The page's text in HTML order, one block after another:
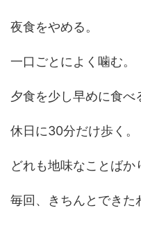
夜食をやめる。
一口ごとによく噛む。
夕食を少し早めに食べ
休日に30分だけ歩く。
どれも地味なことばか
毎回、きちんとできた